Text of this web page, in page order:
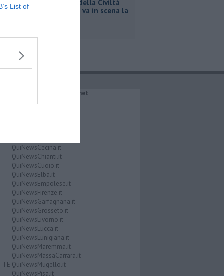
List of
Al Museo della Civiltà
contadina va in scena la
IL NETWORK QuiNews.net
QuiNewsAbetone.it
QuiNewsCecina.it
QuiNewsChianti.it
QuiNewsCuoio.it
QuiNewsElba.it
QuiNewsEmpolese.it
QuiNewsFirenze.it
QuiNewsGarfagnana.it
QuiNewsGrosseto.it
QuiNewsLivorno.it
QuiNewsLucca.it
QuiNewsLunigiana.it
QuiNewsMaremma.it
QuiNewsMassaCarrara.it
QuiNewsMugello.it
QuiNewsPisa.it